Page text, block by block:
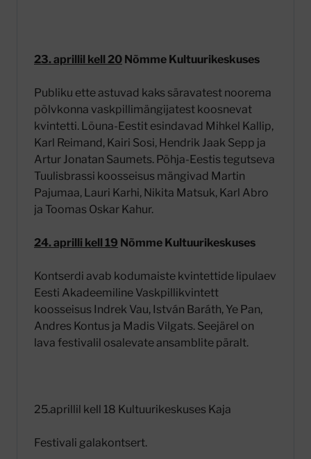
23. aprillil kell 20 Nõmme Kultuurikeskuses
Publiku ette astuvad kaks säravatest noorema
põlvkonna vaskpillimängijatest koosnevat
kvintetti. Lõuna-Eestit esindavad Mihkel Kallip,
Karl Reimand, Kairi Sosi, Hendrik Jaak Sepp ja
Artur Jonatan Saumets. Põhja-Eestis tegutseva
Tuulisbrassi koosseisus mängivad Martin
Pajumaa, Lauri Karhi, Nikita Matsuk, Karl Abro
ja Toomas Oskar Kahur.
24. aprilli kell 19 Nõmme Kultuurikeskuses
Kontserdi avab kodumaiste kvintettide lipulaev
Eesti Akadeemiline Vaskpillikvintett
koosseisus Indrek Vau, István Baráth, Ye Pan,
Andres Kontus ja Madis Vilgats. Seejärel on
lava festivalil osalevate ansamblite päralt.
25.aprillil kell 18 Kultuurikeskuses Kaja
Festivali galakontsert.